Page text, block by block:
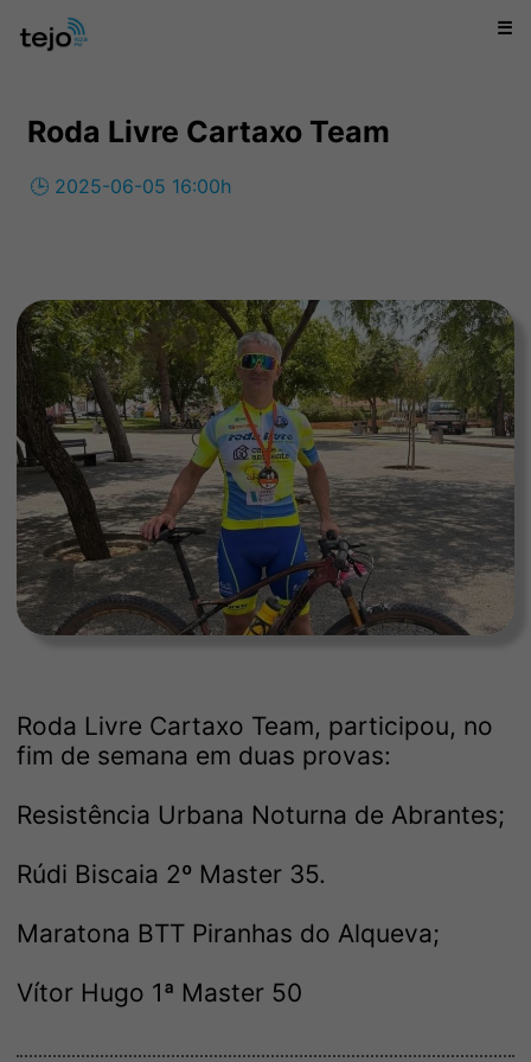
☰
Roda Livre Cartaxo Team
🕒 2025-06-05 16:00h
Roda Livre Cartaxo Team, participou, no
fim de semana em duas provas:
Resistência Urbana Noturna de Abrantes;
Rúdi Biscaia 2º Master 35.
Maratona BTT Piranhas do Alqueva;
Vítor Hugo 1ª Master 50